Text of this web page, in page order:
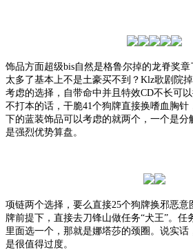
饰品方面超级bis自然是格鲁尔掉的龙脊奖
太多了基本上不是土豪买不到？Klz歌剧院
考虑的选择，自带命中并且特效CD不长可
不打本的话，干脆41个狗牌直接换嗜血胸针
下的蓝装饰品可以考虑的就两个，一个是分
是强烈优势算盘。
项链两个选择，要么直接25个狗牌换邪恶意
牌前提下，直接去刀锋山做任务“犬王”。任
里面选一个，那就是娜塔莎的颈圈。说实
是很值得过度。